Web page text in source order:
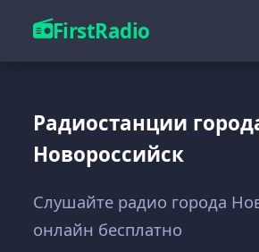
FirstRadio
Радиостанции
Новороссийск
Слушайте радио города
онлайн бесплатно